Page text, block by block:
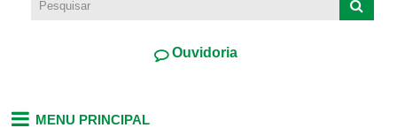
Ouvidoria
MENU PRINCIPAL